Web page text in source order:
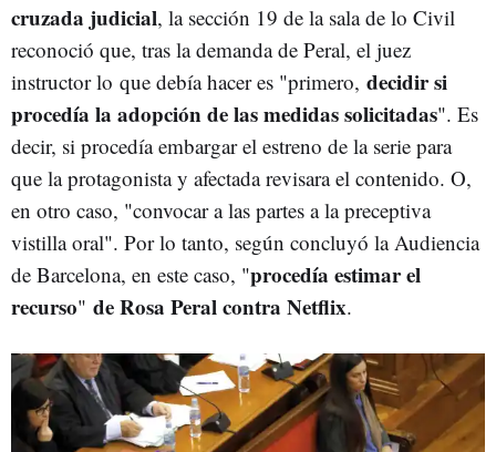
cruzada judicial, la sección 19 de la sala de lo Civil
reconoció que, tras la demanda de Peral, el juez
instructor lo que debía hacer es "primero, decidir si
procedía la adopción de las medidas solicitadas". Es
decir, si procedía embargar el estreno de la serie para
que la protagonista y afectada revisara el contenido. O,
en otro caso, "convocar a las partes a la preceptiva
vistilla oral". Por lo tanto, según concluyó la Audiencia
de Barcelona, en este caso, "procedía estimar el
recurso" de Rosa Peral contra Netflix.